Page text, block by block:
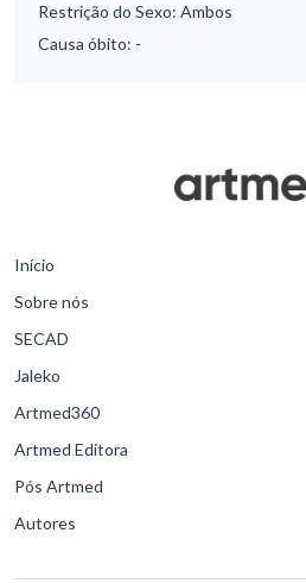
Restrição do Sexo: Ambos
Causa óbito: -
Início
Sobre nós
SECAD
Jaleko
Artmed360
Artmed Editora
Pós Artmed
Autores